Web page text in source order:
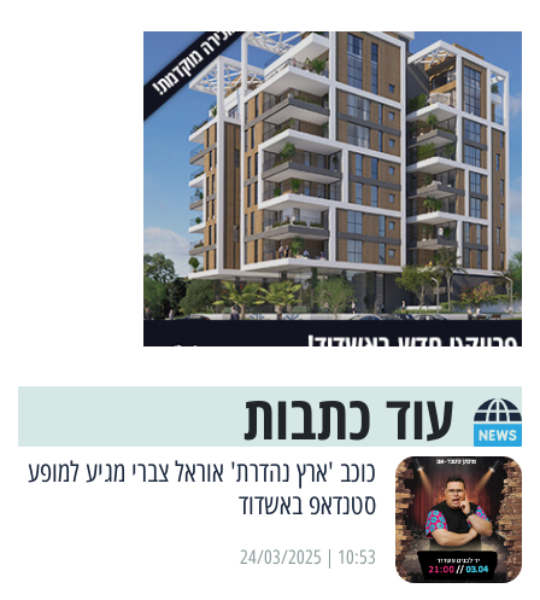
עוד כתבות
כוכב 'ארץ נהדרת' אוראל צברי מגיע למופע
סטנדאפ באשדוד
10:53 | 24/03/2025